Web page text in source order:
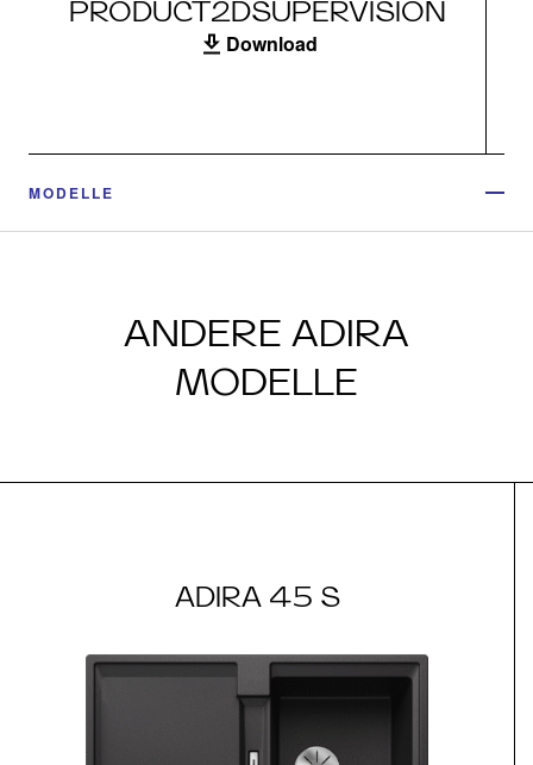
PRODUCT2DSUPERVISION
Download
MODELLE
ANDERE ADIRA
MODELLE
ADIRA 45 S